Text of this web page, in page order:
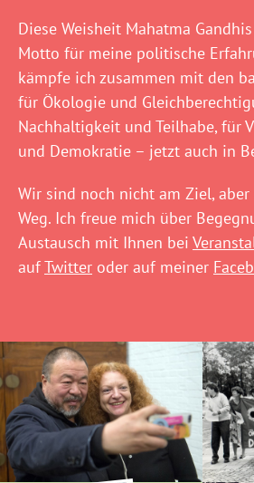
Diese Weisheit Mahatma
Motto für meine politische
kämpfe ich zusammen mit den
für Ökologie und
Nachhaltigkeit und Teilhabe, für
und Demokratie – jetzt auch in
Wir sind noch nicht am Ziel,
Weg. Ich freue mich über
Austausch mit Ihnen bei
aufTwitter oder auf meiner